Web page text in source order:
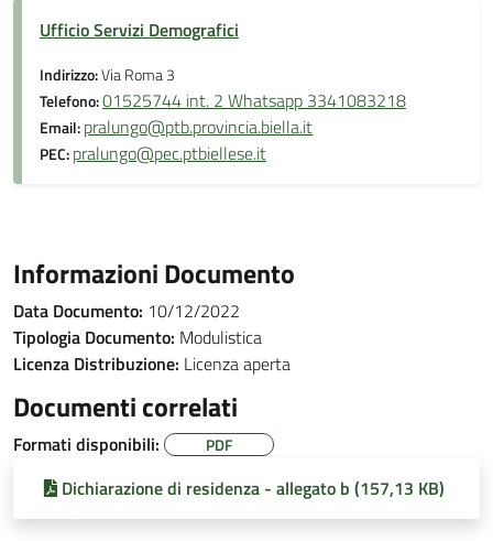
Ufficio Servizi Demografici
Indirizzo:Via Roma 3
Telefono:01525744 int. 2 Whatsapp 3341083218
Email:pralungo@ptb.provincia.biella.it
PEC:pralungo@pec.ptbiellese.it
Informazioni Documento
Data Documento: 10/12/2022
Tipologia Documento: Modulistica
Licenza Distribuzione: Licenza aperta
Documenti correlati
Formati disponibili: PDF
Dichiarazione di residenza - allegato b (157,13 KB)